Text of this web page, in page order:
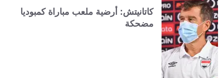
كاتانيتش: أرضية ملعب مباراة كمبوديا
مضحكة